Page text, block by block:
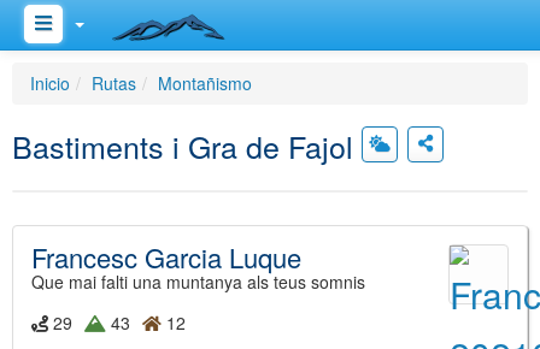
Inicio Rutas Montañismo
Bastiments i Gra de Fajol
Francesc Garcia Luque
Que mai falti una muntanya als teus somnis
29
43 12